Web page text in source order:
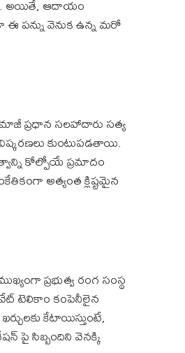
అయితే, ఆదాయం
ఈ పన్ను వెనుక ఉన్న మరో
మాజీ ప్రధాన సలహాదారు సత్య
కుంటుపడతాయి.
కోల్పోయే ప్రమాదం
అత్యంత క్లిష్టమైన
ప్రభుత్వ రంగ సంస్థ
టెలికాం కంపెనీలైన
కేటాయిస్తుంటే,
పై సిబ్బందిని వెనక్కి